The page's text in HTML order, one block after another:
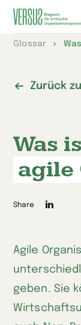
Zur
Glossar
Zurück
Was
agile
auf
Share
Agile
geben. Sie